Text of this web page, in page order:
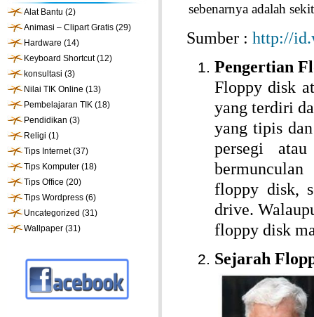
Alat Bantu (2)
Animasi – Clipart Gratis (29)
Hardware (14)
Keyboard Shortcut(12)
konsultasi (3)
Nilai TIK Online (13)
Pembelajaran TIK (18)
Pendidikan (3)
Religi (1)
Tips Internet(37)
Tips Komputer (18)
Tips Office (20)
Tips Wordpress (6)
Uncategorized (31)
Wallpaper (31)
sebenarnya adalah
Sumber : http://
Pengertian
Floppy disk
yang terdiri
yang tipis
persegi
floppy disk,
drive.
floppy disk
Sejarah